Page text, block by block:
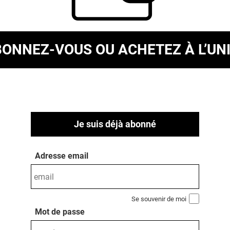
VOUS OU ACHETEZ À
Je suis déjà abonné
Adresse email
Se souvenir de moi
Mot de passe